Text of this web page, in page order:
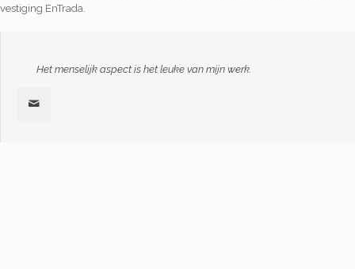
vestiging EnTrada.
Het menselijk aspect is het leuke van mijn werk.